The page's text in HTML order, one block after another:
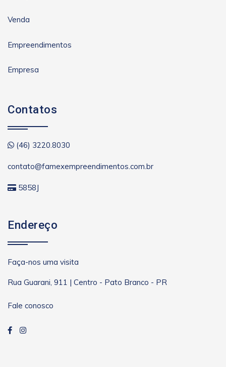
Venda
Empreendimentos
Empresa
Contatos
(46) 3220.8030
contato@famexempreendimentos.com.br
5858J
Endereço
Faça-nos uma visita
Rua Guarani, 911 | Centro - Pato Branco - PR
Fale conosco